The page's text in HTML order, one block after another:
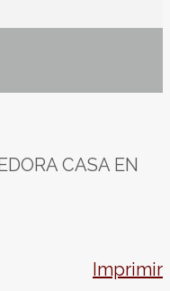
CASA EN
Imprimir